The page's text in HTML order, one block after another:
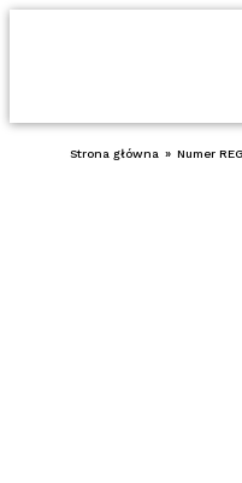
Strona główna » Numer